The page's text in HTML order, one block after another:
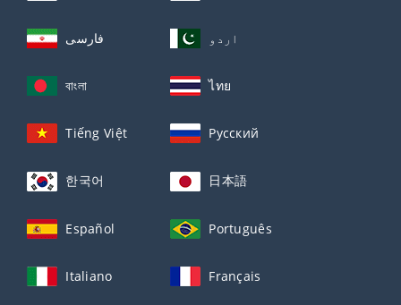
فارسی اردو
বাংলা ไทย
Tiếng Việt Русский
한국어 日本語
Español Português
Italiano Français